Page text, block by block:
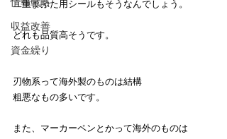
収益改善
資金繰り
二重まぶた用シールもそうなんでしょう。
どれも品質高そうです。
刃物系って海外製のものは結構
粗悪なもの多いです。
また、マーカーペンとかって海外のものは